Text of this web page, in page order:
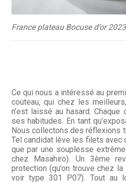
France plateau Bocuse d’or 2023
Ce qui nous a intéressé au
couteau, qui chez les
n’est laissé au hasard.
ses habitudes. En tant
Nous collectons des réflexions
Tel candidat lève les filets avec
que par une souplesse
chez Masahiro). Un 3ème
protection (qu’on trouve chez
voir type 301 P07). Tout au